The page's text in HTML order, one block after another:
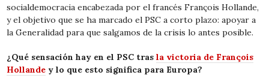
socialdemocracia encabezada por el francés François Hollande,
y el objetivo que se ha marcado el PSC a corto plazo: apoyar a
la Generalidad para que salgamos de la crisis lo antes posible.
¿Qué sensación hay en el PSC trasla victoria de François
Hollande y lo que esto significa para Europa?